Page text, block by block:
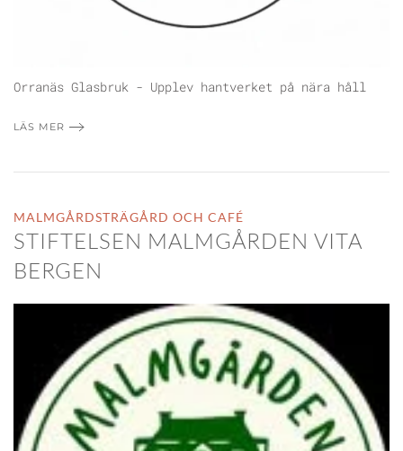
Orranäs Glasbruk - Upplev hantverket på nära håll
LÄS MER
MALMGÅRDSTRÄGÅRD OCH CAFÉ
STIFTELSEN MALMGÅRDEN VITA
BERGEN